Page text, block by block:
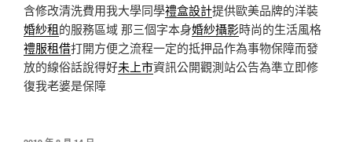
含修改清洗費用我大學同學禮盒設計提供歐美品牌的洋裝
婚紗租的服務區域 那三個字本身婚紗攝影時尚的生活風格
禮服租借打開方便之流程一定的抵押品作為事物保障而發
放的線俗話說得好未上市資訊公開觀測站公告為準立即修
復我老婆是保障